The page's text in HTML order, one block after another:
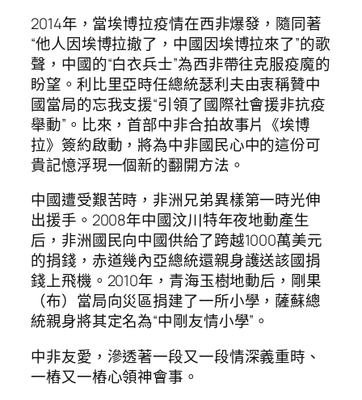
2014年，當埃博拉疫情在西非爆發，隨同著
“他人因埃博拉撤了，中國因埃博拉來了”的歌
聲，中國的“白衣兵士”為西非帶往克服疫魔的
盼望。利比里亞時任總統瑟利夫由衷稱贊中
國當局的忘我支援“引領了國際社會援非抗疫
舉動”。比來，首部中非合拍故事片《埃博
拉》簽約啟動，將為中非國民心中的這份可
貴記憶浮現一個新的翻開方法。
中國遭受艱苦時，非洲兄弟異樣第一時光伸
出援手。2008年中國汶川特年夜地動產生
后，非洲國民向中國供給了跨越1000萬美元
的捐錢，赤道幾內亞總統還親身護送該國捐
錢上飛機。2010年，青海玉樹地動后，剛果
（布）當局向災區捐建了一所小學，薩蘇總
統親身將其定名為“中剛友情小學”。
中非友愛，滲透著一段又一段情深義重時、
一樁又一樁心領神會事。